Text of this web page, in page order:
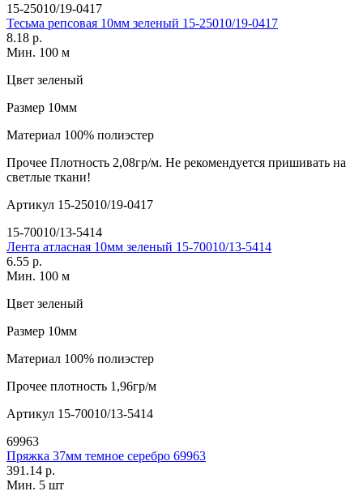
15-25010/19-0417
Тесьма репсовая 10мм зеленый 15-25010/19-0417
8.18 р.
Мин. 100 м
Цвет зеленый
Размер 10мм
Материал 100% полиэстер
Прочее Плотность 2,08гр/м. Не рекомендуется пришивать на
светлые ткани!
Артикул 15-25010/19-0417
15-70010/13-5414
Лента атласная 10мм зеленый 15-70010/13-5414
6.55 р.
Мин. 100 м
Цвет зеленый
Размер 10мм
Материал 100% полиэстер
Прочее плотность 1,96гр/м
Артикул 15-70010/13-5414
69963
Пряжка 37мм темное серебро 69963
391.14 р.
Мин. 5 шт